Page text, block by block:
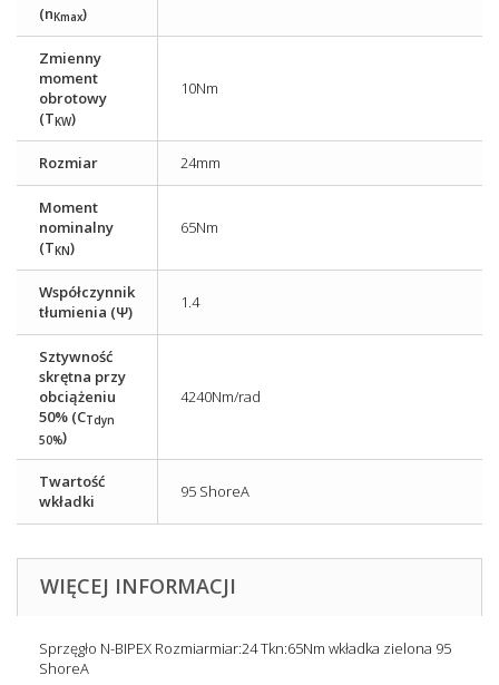
(n Kmax)
Zmienny
moment
obrotowy
(T KW)
10Nm
Rozmiar 24mm
Moment
nominalny
(T KN)
65Nm
Współczynnik
tłumienia (Ψ)
1.4
Sztywność
skrętna przy
obciążeniu
50% (CTdyn
50%)
4240Nm/rad
Twartość
wkładki
95 ShoreA
WIĘCEJ INFORMACJI
Sprzęgło N-BIPEX Rozmiarmiar:24 Tkn:65Nm wkładka zielona 95
ShoreA